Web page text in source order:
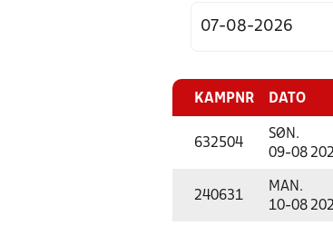
KAMPNR DATO
632504
SØN.
09-08
240631
MAN.
10-08